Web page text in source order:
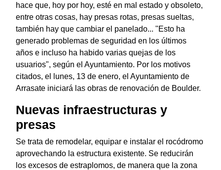
hace que, hoy por hoy, esté en mal estado y obsoleto,
entre otras cosas, hay presas rotas, presas sueltas,
también hay que cambiar el panelado... "Esto ha
generado problemas de seguridad en los últimos
años e incluso ha habido varias quejas de los
usuarios", según el Ayuntamiento. Por los motivos
citados, el lunes, 13 de enero, el Ayuntamiento de
Arrasate iniciará las obras de renovación de Boulder.
Nuevas infraestructuras y
presas
Se trata de remodelar, equipar e instalar el rocódromo
aprovechando la estructura existente. Se reducirán
los excesos de estraplomos, de manera que la zona